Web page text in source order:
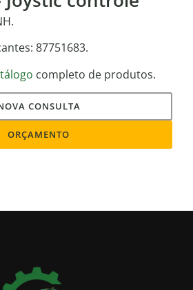
87751683.
completo de produtos.
CONSULTA
ORÇAMENTO